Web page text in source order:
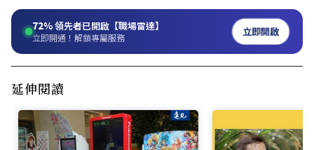
72%領先者已開啟【職場雷達】
立即開通！解鎖專屬服務 立即開啟
延伸閱讀